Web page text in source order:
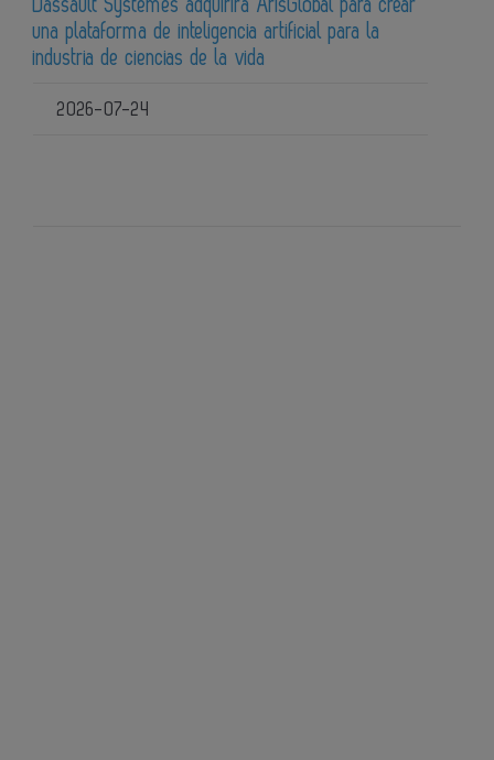
Dassault Systèmes adquirirá ArisGlobal para crear
una plataforma de inteligencia artificial para la
industria de ciencias de la vida
2026-07-24